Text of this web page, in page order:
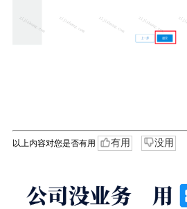
以上内容对您是否有用 有用 没用